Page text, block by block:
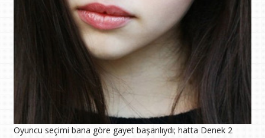
Oyuncu seçimi bana göre gayet başarılıydı; hatta Denek 2